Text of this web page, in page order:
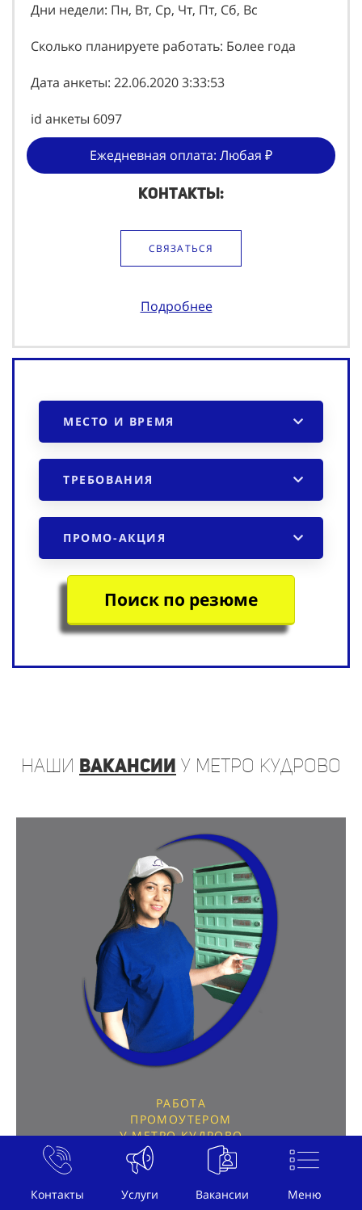
Контакты Услуги Вакансии Меню
Дни недели: Пн, Вт, Ср, Чт, Пт, Сб, Вс
Сколько планируете работать: Более года
Дата анкеты: 22.06.2020 3:33:53
id анкеты 6097
Ежедневная оплата: Любая ₽
Контакты:
СВЯЗАТЬСЯ
Подробнее
МЕСТО И ВРЕМЯ
ТРЕБОВАНИЯ
ПРОМО-АКЦИЯ
Поиск по резюме
наши вакансии у метро Кудрово
РАБОТА
ПРОМОУТЕРОМ
У МЕТРО КУДРОВО
РАБОТА ПО РАЗДАЧЕ ЛИСТОВОК
РАСПРОСТРАНИТЕЛЬ ЛИСТОВОК